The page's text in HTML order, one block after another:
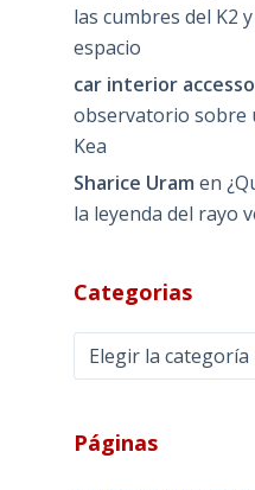
las cumbres del K2
espacio
car interior
observatorio sobre
Kea
Sharice Uram en
la leyenda del rayo
Categorias
Categorias
Páginas